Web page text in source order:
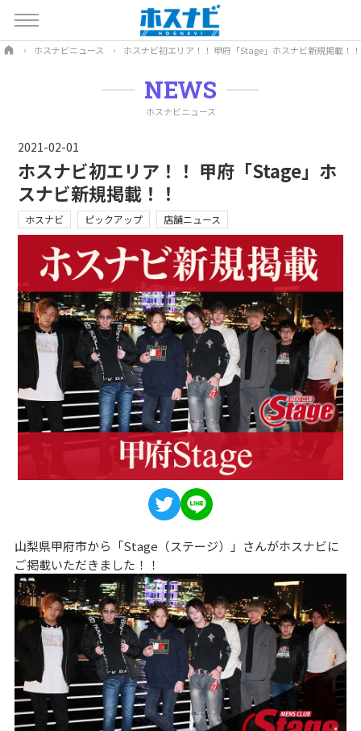
ホスナビニュース ホスナビ初エリア！！ 甲府「Stage」ホスナビ新規掲載！！
NEWS
ホスナビニュース
2021-02-01
ホスナビ初エリア！！ 甲府「Stage」ホ
スナビ新規掲載！！
ホスナビ ピックアップ 店舗ニュース
山梨県甲府市から「Stage（ステージ）」さんがホスナビに
ご掲載いただきました！！